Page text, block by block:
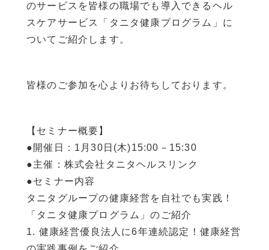
のサービスを皆様の職場でも導入できるヘル
スケアサービス「タニタ健康プログラム」に
ついてご紹介します。
皆様のご参加を心よりお待ちしております。
【セミナー概要】
●開催日：1月30日(木)15:00－15:30
●主催：株式会社タニタヘルスリンク
●セミナー内容
タニタグループの健康経営を自社でも実践！
「タニタ健康プログラム」のご紹介
1. 健康経営優良法人に6年連続認定！健康経営